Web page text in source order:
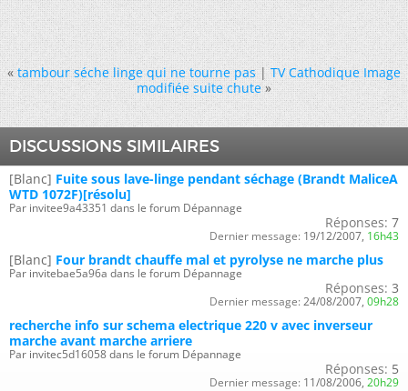
« tambour séche linge qui ne tourne pas|TV Cathodique Image
modifiée suite chute »
DISCUSSIONS SIMILAIRES
[Blanc] Fuite sous lave-linge pendant séchage (Brandt MaliceA
WTD 1072F)[résolu]
Par invitee9a43351 dans le forum Dépannage
Réponses: 7
Dernier message: 19/12/2007, 16h43
[Blanc] Four brandt chauffe mal et pyrolyse ne marche plus
Par invitebae5a96a dans le forum Dépannage
Réponses: 3
Dernier message: 24/08/2007, 09h28
recherche info sur schema electrique 220 v avec inverseur
marche avant marche arriere
Par invitec5d16058 dans le forum Dépannage
Réponses: 5
Dernier message: 11/08/2006, 20h29